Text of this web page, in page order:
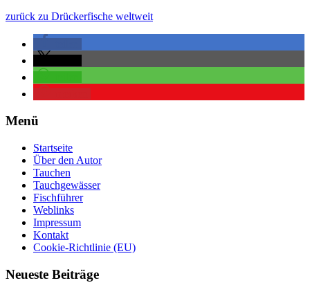
zurück zu Drückerfische weltweit
Menü
Startseite
Über den Autor
Tauchen
Tauchgewässer
Fischführer
Weblinks
Impressum
Kontakt
Cookie-Richtlinie (EU)
Neueste Beiträge